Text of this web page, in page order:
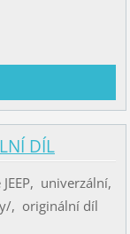
DÍL
univerzální,
, originální díl